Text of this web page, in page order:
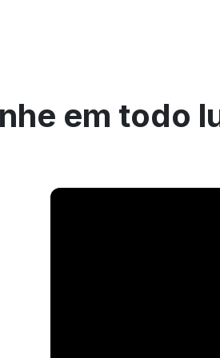
em todo